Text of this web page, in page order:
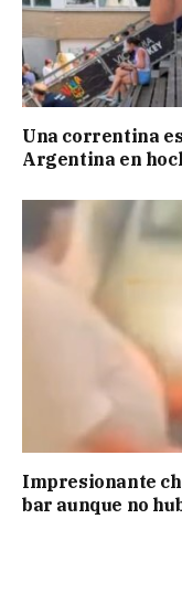
Una correntina
Argentina en
Impresionante
bar aunque no